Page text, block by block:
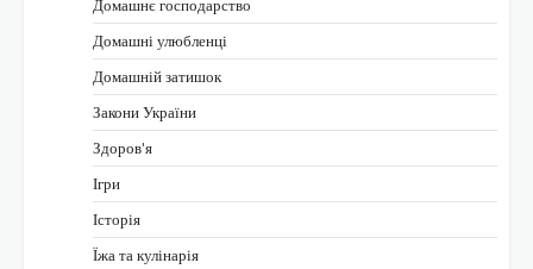
Домашнє господарство
Домашні улюбленці
Домашній затишок
Закони України
Здоров'я
Ігри
Історія
Їжа та кулінарія